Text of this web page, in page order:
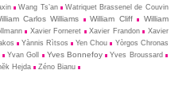
Wang Ts’an Watriquet Brassenel de Couvin
Carlos Williams William Cliff
William
Xavier Forneret Xavier Frandon
Xavier
Yànnis Rìtsos Yen Chou
Yòrgos Chronas
Yvan Goll Yves Bonnefoy
Yves Broussard
Hejda Zéno Bianu